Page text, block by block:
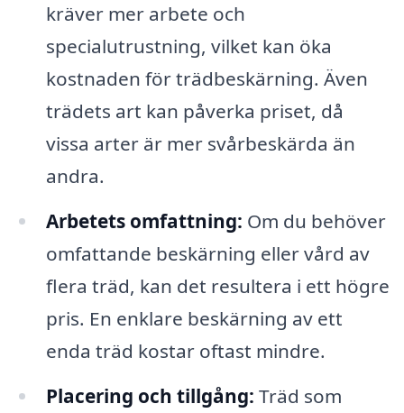
kräver mer arbete och
specialutrustning, vilket kan öka
kostnaden för trädbeskärning. Även
trädets art kan påverka priset, då
vissa arter är mer svårbeskärda än
andra.
Arbetets omfattning: Om du behöver
omfattande beskärning eller vård av
flera träd, kan det resultera i ett högre
pris. En enklare beskärning av ett
enda träd kostar oftast mindre.
Placering och tillgång: Träd som